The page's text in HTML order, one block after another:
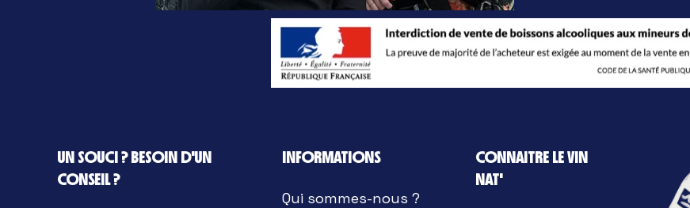
UN SOUCI ? BESOIN D'UN
CONSEIL ?
INFORMATIONS
Qui sommes-nous ?
CONNAITRE LE VIN
NAT'